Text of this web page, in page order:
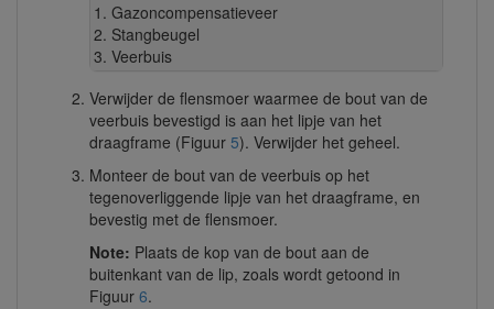
Gazoncompensatieveer
Stangbeugel
Veerbuis
Verwijder de flensmoer waarmee de bout van de
veerbuis bevestigd is aan het lipje van het
draagframe (Figuur 5). Verwijder het geheel.
Monteer de bout van de veerbuis op het
tegenoverliggende lipje van het draagframe, en
bevestig met de flensmoer.
Note: Plaats de kop van de bout aan de
buitenkant van de lip, zoals wordt getoond in
Figuur 6.